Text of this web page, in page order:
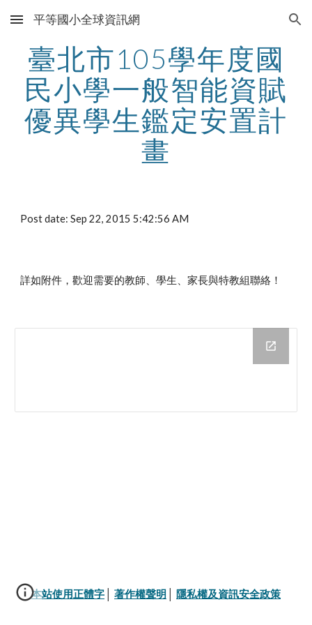
Skip to main content Skip to navigation
平等國小全球資訊網
臺北市105學年度國
民小學一般智能資賦
優異學生鑑定安置計
畫
Post date: Sep 22, 2015 5:42:56 AM
詳如附件，歡迎需要的教師、學生、家長與特教組聯絡！
本站使用正體字 著作權聲明 隱私權及資訊安全政策